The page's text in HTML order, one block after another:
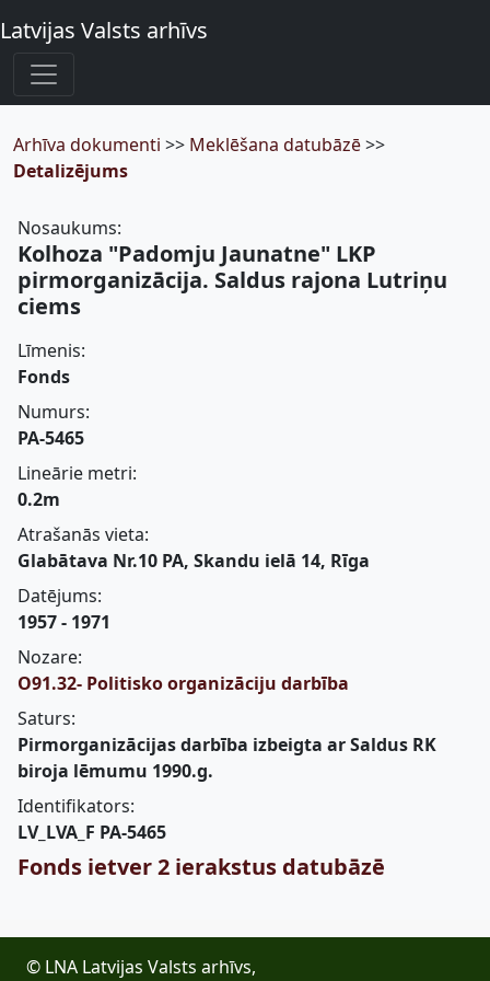
Latvijas Valsts arhīvs
Arhīva dokumenti >> Meklēšana datubāzē>>
Detalizējums
Nosaukums:
Kolhoza "Padomju Jaunatne" LKP
pirmorganizācija. Saldus rajona Lutriņu
ciems
Līmenis:
Fonds
Numurs:
PA-5465
Lineārie metri:
0.2m
Atrašanās vieta:
Glabātava Nr.10 PA, Skandu ielā 14, Rīga
Datējums:
1957 - 1971
Nozare:
O91.32- Politisko organizāciju darbība
Saturs:
Pirmorganizācijas darbība izbeigta ar Saldus RK
biroja lēmumu 1990.g.
Identifikators:
LV_LVA_F PA-5465
Fonds ietver 2 ierakstus datubāzē
© LNA Latvijas Valsts arhīvs,